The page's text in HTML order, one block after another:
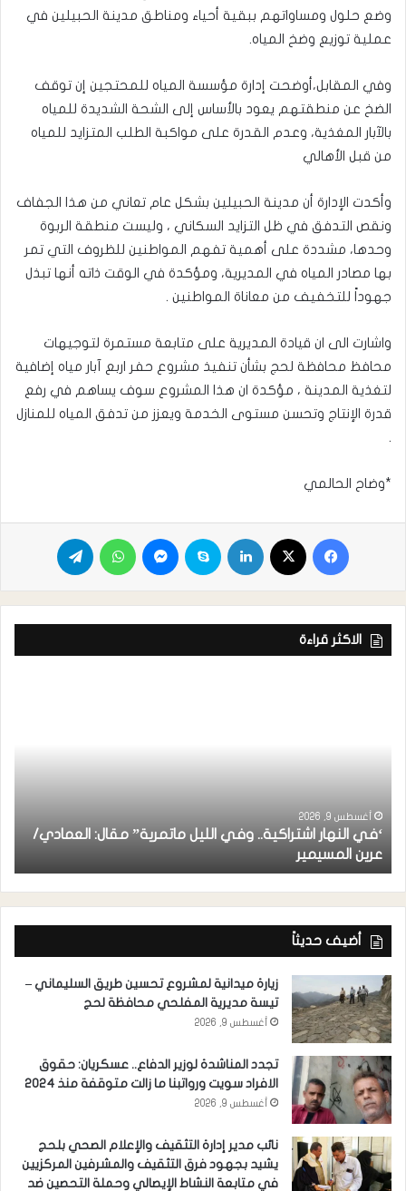
وضع حلول ومساواتهم ببقية أحياء ومناطق مدينة الحبيلين في
عملية توزيع وضخ المياه.
​وفي المقابل،أوضحت إدارة مؤسسة المياه للمحتجين إن توقف
الضخ عن منطقتهم يعود بالأساس إلى الشحة الشديدة للمياه
بالآبار المغذية، وعدم القدرة على مواكبة الطلب المتزايد للمياه
من قبل الأهالي
​وأكدت الإدارة أن مدينة الحبيلين بشكل عام تعاني من هذا الجفاف
ونقص التدفق في ظل التزايد السكاني ، وليست منطقة الربوة
وحدها، مشددة على أهمية تفهم المواطنين للظروف التي تمر
بها مصادر المياه في المديرية، ومؤكدة في الوقت ذاته أنها تبذل
جهوداً للتخفيف من معاناة المواطنين .
واشارت الى ان قيادة المديرية على متابعة مستمرة لتوجيهات
محافظ محافظة لحج بشأن تنفيذ مشروع حفر اربع آبار مياه إضافية
لتغذية المدينة ، مؤكدة ان هذا المشروع سوف يساهم في رفع
قدرة الإنتاج وتحسن مستوى الخدمة ويعزز من تدفق المياه للمنازل
.
*وضاح الحالمي
الاكثر قراءة
أغسطس 9, 2026
‘في النهار اشتراكية.. وفي الليل ماتمرية” مقال: العمادي/
عرين المسيمير
أضيف حديثاً
زيارة ميدانية لمشروع تحسين طريق السليماني –
تيسة مديرية المفلحي محافظة لحج
أغسطس 9, 2026
تجدد المناشدة لوزير الدفاع.. عسكريان: حقوق
الافراد سويت ورواتبنا ما زالت متوقفة منذ 2024
أغسطس 9, 2026
نائب مدير إدارة التثقيف والإعلام الصحي بلحج
يشيد بجهود فرق التثقيف والمشرفين المركزيين
في متابعة النشاط الإيصالي وحملة التحصين ضد